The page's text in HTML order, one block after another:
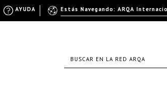
Estás Navegando: ARQA
AYUDA